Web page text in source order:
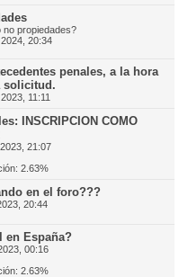
no propiedades?
20:34
penales, a la hora
solicitud.
11:11
INSCRIPCION COMO
21:07
2.63%
en el foro???
20:44
España?
00:16
2.63%